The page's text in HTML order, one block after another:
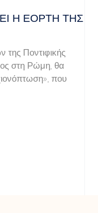
Η ΕΟΡΤΉ ΤΗΣ
της Ποντιφικής
στη Ρώμη, θα
που